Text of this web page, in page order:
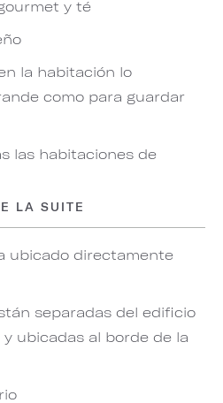
y té
la habitación lo
como para guardar
las habitaciones de
LA SUITE
ubicado directamente
separadas del edificio
ubicadas al borde de la